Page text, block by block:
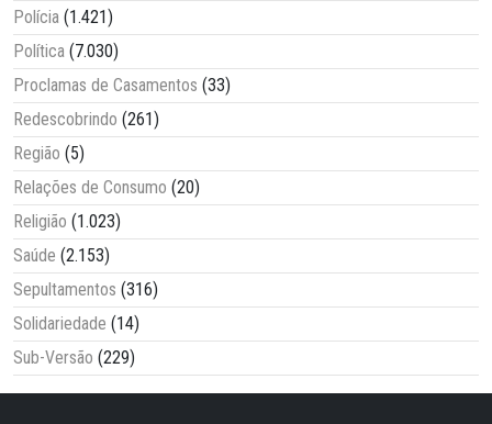
Polícia (1.421)
Política (7.030)
Proclamas de Casamentos (33)
Redescobrindo (261)
Região (5)
Relações de Consumo (20)
Religião (1.023)
Saúde (2.153)
Sepultamentos (316)
Solidariedade (14)
Sub-Versão (229)